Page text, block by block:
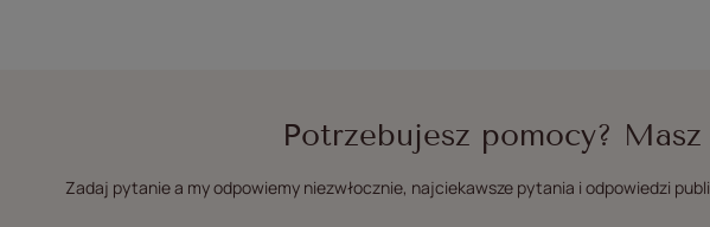
Potrzebujesz pomocy? Masz
Zadaj pytanie a my odpowiemy niezwłocznie, najciekawsze pytania i odpowiedzi